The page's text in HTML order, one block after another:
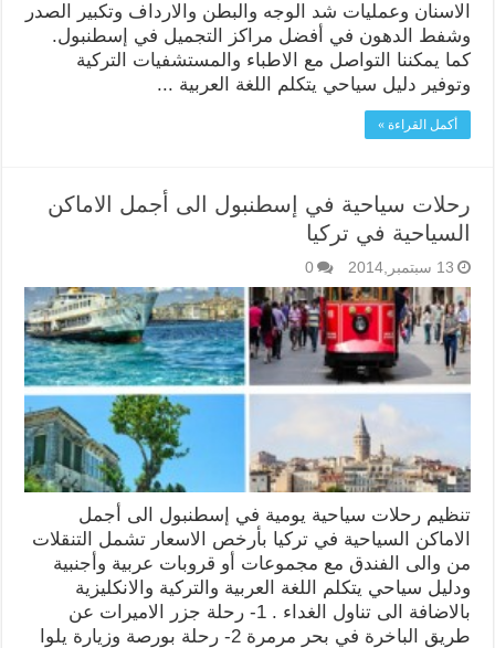
الاسنان وعمليات شد الوجه والبطن والارداف وتكبير الصدر
وشفط الدهون في أفضل مراكز التجميل في إسطنبول.
كما يمكننا التواصل مع الاطباء والمستشفيات التركية
وتوفير دليل سياحي يتكلم اللغة العربية ...
أكمل القراءة »
رحلات سياحية في إسطنبول الى أجمل الاماكن
السياحية في تركيا
13 سبتمبر,2014 0
تنظيم رحلات سياحية يومية في إسطنبول الى أجمل
الاماكن السياحية في تركيا بأرخص الاسعار تشمل التنقلات
من والى الفندق مع مجموعات أو قروبات عربية وأجنبية
ودليل سياحي يتكلم اللغة العربية والتركية والانكليزية
بالاضافة الى تناول الغداء . 1- رحلة جزر الاميرات عن
طريق الباخرة في بحر مرمرة 2- رحلة بورصة وزيارة يلوا